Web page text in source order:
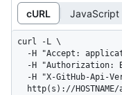
cURL JavaScript
curl -L \
http(s)://